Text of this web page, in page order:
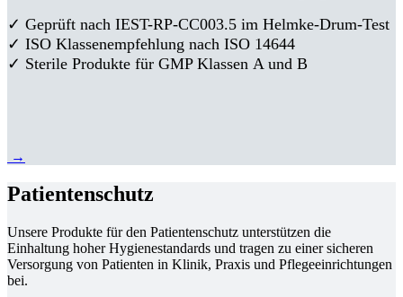
✓ Geprüft nach IEST-RP-CC003.5 im Helmke-Drum-Test
✓ ISO Klassenempfehlung nach ISO 14644
✓ Sterile Produkte für GMP Klassen A und B
→
Patientenschutz
Unsere Produkte für den Patientenschutz unterstützen die
Einhaltung hoher Hygienestandards und tragen zu einer sicheren
Versorgung von Patienten in Klinik, Praxis und Pflegeeinrichtungen
bei.